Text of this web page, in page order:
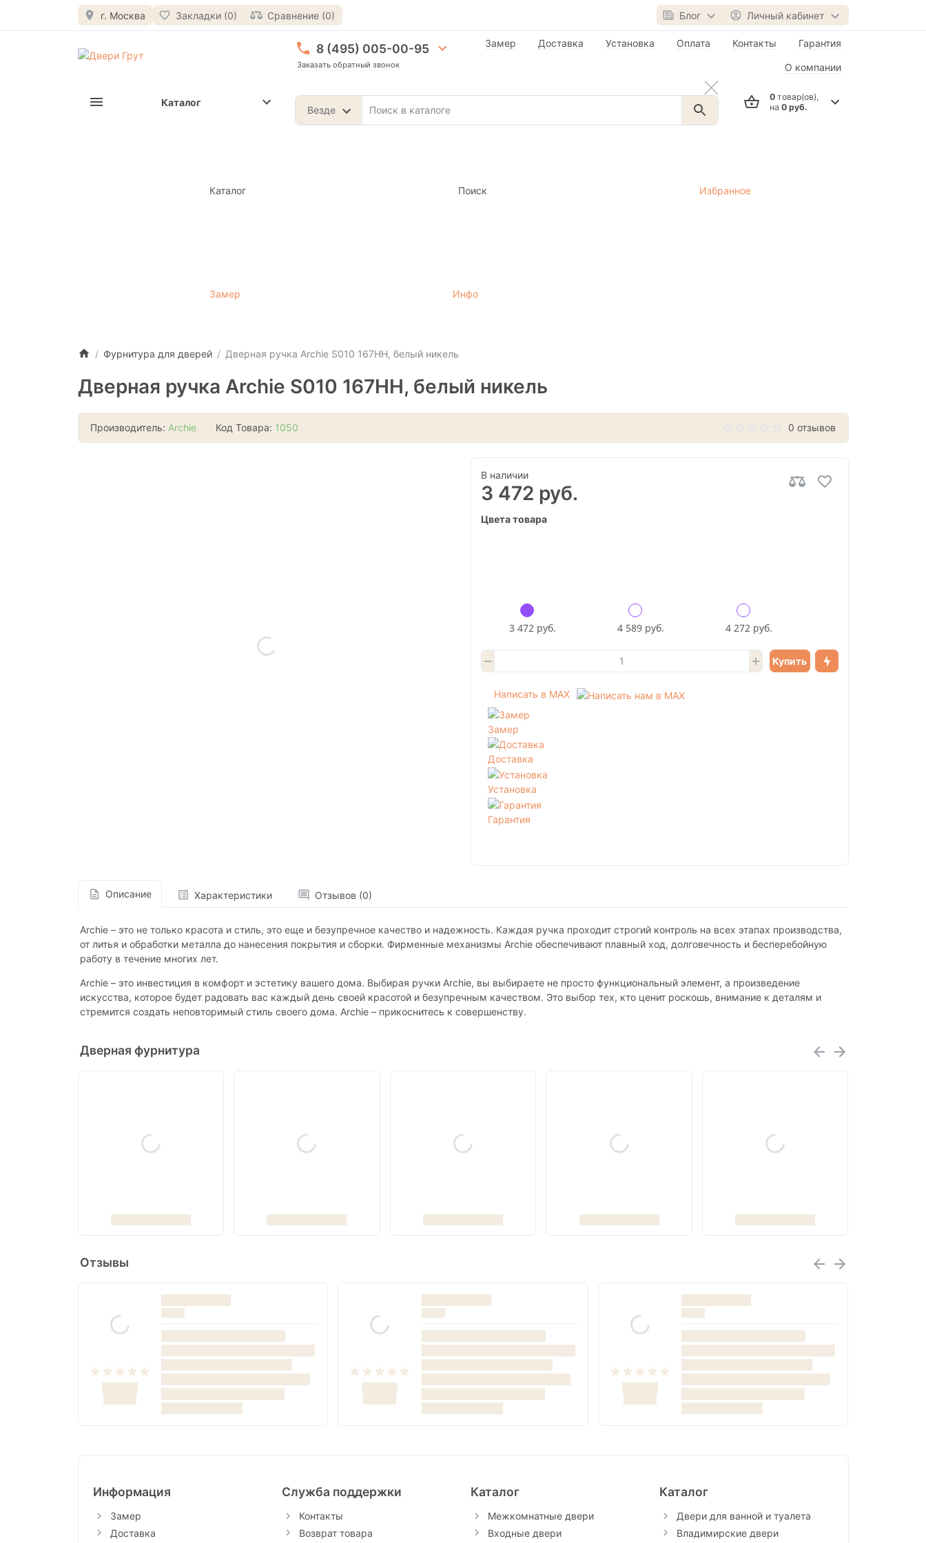
г. Москва Закладки (0) Сравнение (0) Блог Личный кабинет
8 (495) 005-00-95
Заказать обратный звонок
Везде
Замер Доставка Установка Оплата Контакты Гарантия
О компании
0товар(ов),
на 0 руб.
Каталог
Каталог Поиск Избранное
Замер Инфо
Фурнитура для дверей Дверная ручка Archie S010 167HH, белый никель
Дверная ручка Archie S010 167HH, белый никель
Производитель: Archie Код Товара: 1050 0 отзывов
В наличии
3 472 руб.
Цвета товара
3 472 руб. 4 589 руб. 4 272 руб.
Купить
Написать в MAX
Замер
Доставка
Установка
Гарантия
Описание Характеристики Отзывов (0)
Archie – это не только красота и стиль, это еще и безупречное качество и надежность. Каждая ручка проходит строгий контроль на всех этапах производства,
от литья и обработки металла до нанесения покрытия и сборки. Фирменные механизмы Archie обеспечивают плавный ход, долговечность и бесперебойную
работу в течение многих лет.
Archie – это инвестиция в комфорт и эстетику вашего дома. Выбирая ручки Archie, вы выбираете не просто функциональный элемент, а произведение
искусства, которое будет радовать вас каждый день своей красотой и безупречным качеством. Это выбор тех, кто ценит роскошь, внимание к деталям и
стремится создать неповторимый стиль своего дома. Archie – прикоснитесь к совершенству.
Дверная фурнитура
Отзывы
Информация
Замер
Доставка
Служба поддержки
Контакты
Возврат товара
Каталог
Межкомнатные двери
Входные двери
Каталог
Двери для ванной и туалета
Владимирские двери